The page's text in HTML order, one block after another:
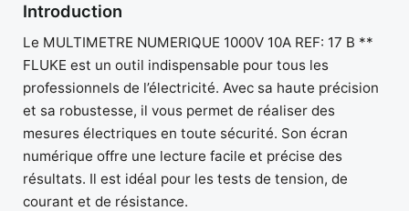
Introduction
Le MULTIMETRE NUMERIQUE 1000V 10A REF: 17 B **
FLUKE est un outil indispensable pour tous les
professionnels de l’électricité. Avec sa haute précision
et sa robustesse, il vous permet de réaliser des
mesures électriques en toute sécurité. Son écran
numérique offre une lecture facile et précise des
résultats. Il est idéal pour les tests de tension, de
courant et de résistance.